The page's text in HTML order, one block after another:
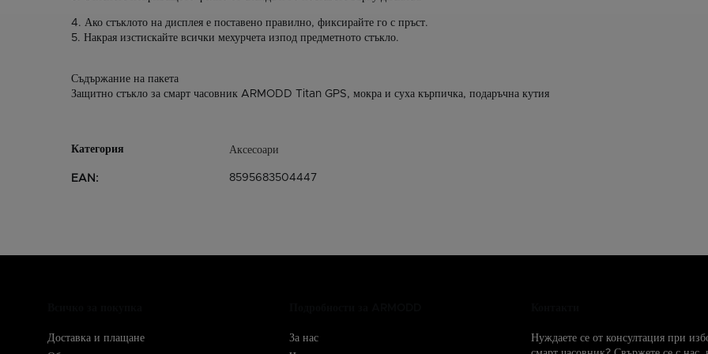
4. Ако стъклото на дисплея е поставено правилно, фиксирайте го с пръст.
5. Накрая изстискайте всички мехурчета изпод предметното стъкло.
Съдържание на пакета
Защитно стъкло за смарт часовник ARMODD Titan GPS, мокра и суха кърпичка, подаръчна кутия
Аксесоари
EAN : 8595683504447
Доставка и плащане
За нас
Нуждаете се от консултация при